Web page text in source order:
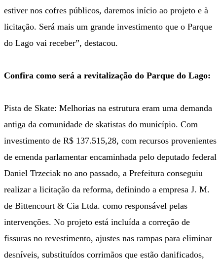
estiver nos cofres públicos, daremos início ao projeto e à
licitação. Será mais um grande investimento que o Parque
do Lago vai receber”, destacou.
Confira como será a revitalização do Parque do Lago:
Pista de Skate: Melhorias na estrutura eram uma demanda
antiga da comunidade de skatistas do município. Com
investimento de R$ 137.515,28, com recursos provenientes
de emenda parlamentar encaminhada pelo deputado federal
Daniel Trzeciak no ano passado, a Prefeitura conseguiu
realizar a licitação da reforma, definindo a empresa J. M.
de Bittencourt & Cia Ltda. como responsável pelas
intervenções. No projeto está incluída a correção de
fissuras no revestimento, ajustes nas rampas para eliminar
desníveis, substituídos corrimãos que estão danificados,